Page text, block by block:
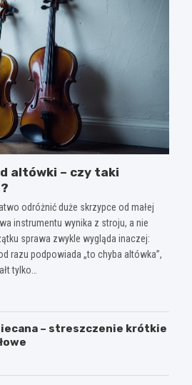
altówki – czy taki
odróżnić duże skrzypce od małej
instrumentu wynika z stroju, a nie
sprawa zwykle wygląda inaczej:
razu podpowiada „to chyba altówka”,
tylko…
– streszczenie krótkie